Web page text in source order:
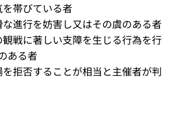
を帯びている者
な進行を妨害し又はその虞のある者
観戦に著しい支障を生じる行為を行
ある者
を拒否することが相当と主催者が判